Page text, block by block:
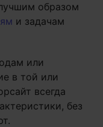
образом
и задачам
или
в той или
всегда
без